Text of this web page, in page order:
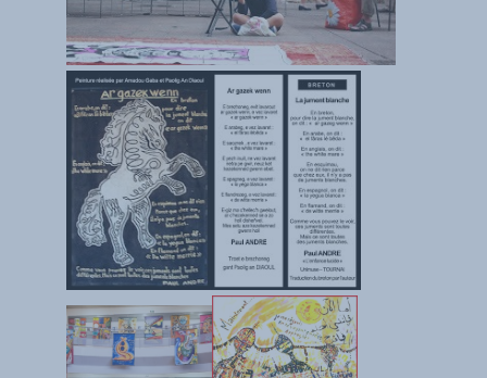
Humour et plurilinguisme